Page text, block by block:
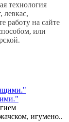
технология
левкас,
работу на сайте
или
игумено..